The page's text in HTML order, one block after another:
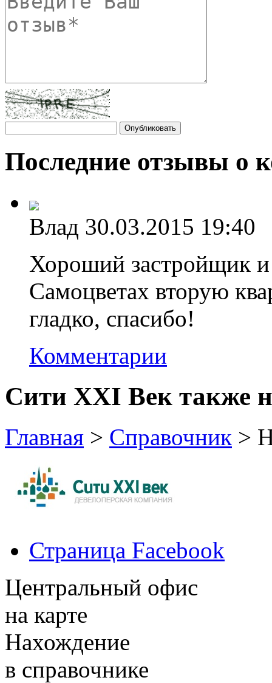
Последние отзывы о
Влад 30.03.2015 19:40
Хороший застройщик
Самоцветах вторую
гладко, спасибо!
Комментарии
Сити XXI Век также
Главная > Справочник >
Страница Facebook
Центральный офис
на карте
Нахождение
в справочнике